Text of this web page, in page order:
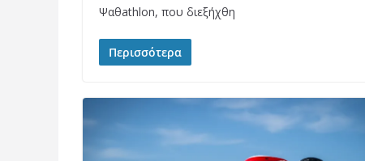
Ψαθathlon, που διεξήχθη
Περισσότερα